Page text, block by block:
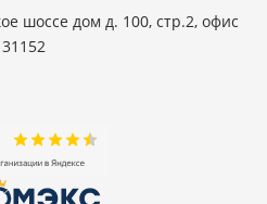
шоссе дом д. 100, стр.2, офис
31152